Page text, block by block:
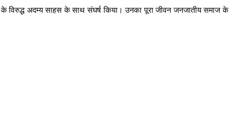
विरुद्ध अदम्य साहस के साथ संघर्ष किया। उनका पूरा जीवन जनजातीय समाज के